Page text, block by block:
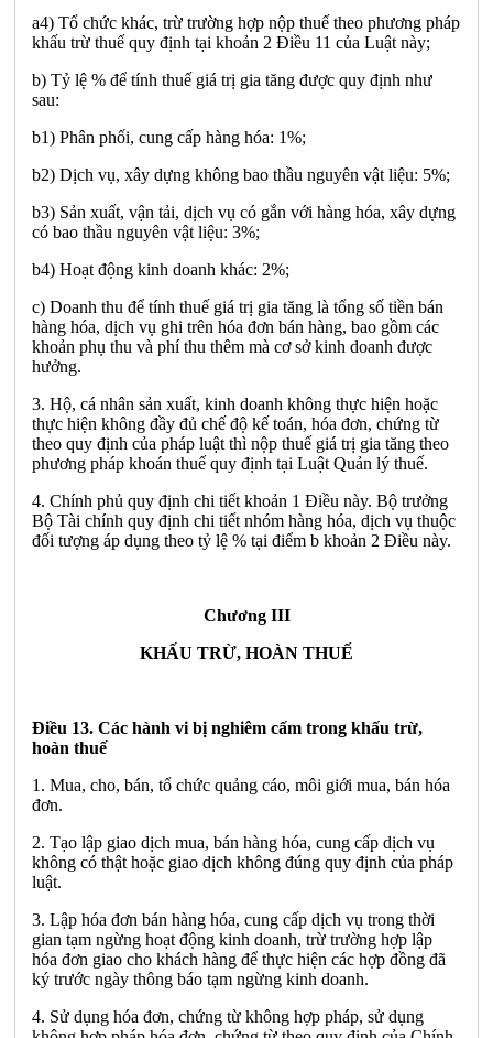
a4) Tổ chức khác, trừ trường hợp nộp thuế theo phương pháp
khấu trừ thuế quy định tại khoản 2 Điều 11 của Luật này;
b) Tỷ lệ % để tính thuế giá trị gia tăng được quy định như
sau:
b1) Phân phối, cung cấp hàng hóa: 1%;
b2) Dịch vụ, xây dựng không bao thầu nguyên vật liệu: 5%;
b3) Sản xuất, vận tải, dịch vụ có gắn với hàng hóa, xây dựng
có bao thầu nguyên vật liệu: 3%;
b4) Hoạt động kinh doanh khác: 2%;
c) Doanh thu để tính thuế giá trị gia tăng là tổng số tiền bán
hàng hóa, dịch vụ ghi trên hóa đơn bán hàng, bao gồm các
khoản phụ thu và phí thu thêm mà cơ sở kinh doanh được
hưởng.
3. Hộ, cá nhân sản xuất, kinh doanh không thực hiện hoặc
thực hiện không đầy đủ chế độ kế toán, hóa đơn, chứng từ
theo quy định của pháp luật thì nộp thuế giá trị gia tăng theo
phương pháp khoán thuế quy định tại Luật Quản lý thuế.
4. Chính phủ quy định chi tiết khoản 1 Điều này. Bộ trưởng
Bộ Tài chính quy định chi tiết nhóm hàng hóa, dịch vụ thuộc
đối tượng áp dụng theo tỷ lệ % tại điểm b khoản 2 Điều này.
Chương III
KHẤU TRỪ, HOÀN THUẾ
Điều 13. Các hành vi bị nghiêm cấm trong khấu trừ,
hoàn thuế
1. Mua, cho, bán, tổ chức quảng cáo, môi giới mua, bán hóa
đơn.
2. Tạo lập giao dịch mua, bán hàng hóa, cung cấp dịch vụ
không có thật hoặc giao dịch không đúng quy định của pháp
luật.
3. Lập hóa đơn bán hàng hóa, cung cấp dịch vụ trong thời
gian tạm ngừng hoạt động kinh doanh, trừ trường hợp lập
hóa đơn giao cho khách hàng để thực hiện các hợp đồng đã
ký trước ngày thông báo tạm ngừng kinh doanh.
4. Sử dụng hóa đơn, chứng từ không hợp pháp, sử dụng